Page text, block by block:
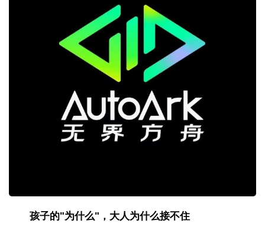
孩子的"为什么"，大人为什么接不住